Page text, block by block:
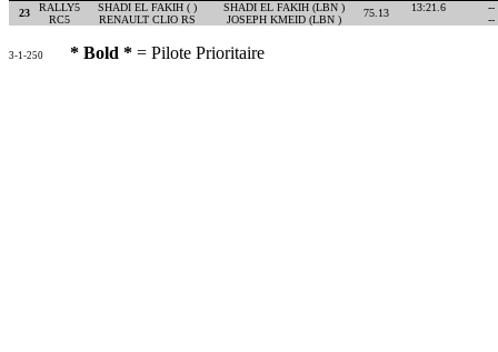
23 RALLY5 SHADI EL FAKIH ( ) SHADI EL FAKIH (LBN ) 75.13 13:21.6
--
RC5
RENAULT CLIO RS JOSEPH KMEID (LBN ) --
3-1-250 * Bold * = Pilote Prioritaire